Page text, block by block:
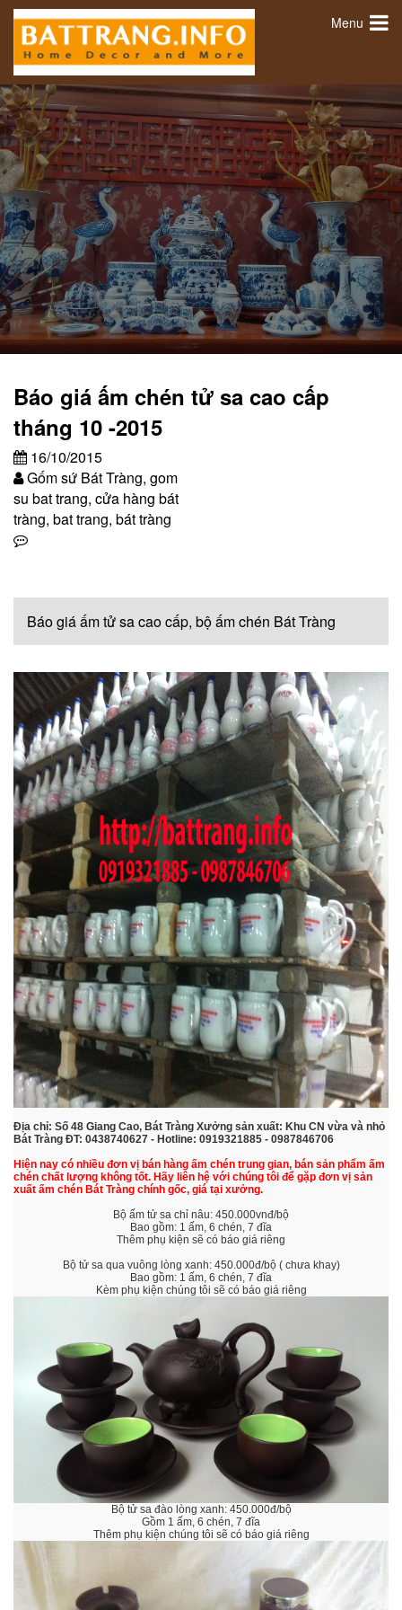
Menu
Báo giá ấm chén tử sa cao cấp
tháng 10 -2015
16/10/2015
Gốm sứ Bát Tràng, gom
su bat trang, cửa hàng bát
tràng, bat trang, bát tràng
Báo giá ấm tử sa cao cấp, bộ ấm chén Bát Tràng
Địa chỉ: Số 48 Giang Cao, Bát Tràng Xưởng sản xuất: Khu CN vừa và nhỏ
Bát Tràng ĐT: 0438740627 - Hotline: 0919321885 - 0987846706
Hiện nay có nhiều đơn vị bán hàng ấm chén trung gian, bán sản phẩm ấm
chén chất lượng không tốt. Hãy liên hệ với chúng tôi để gặp đơn vị sản
xuất ấm chén Bát Tràng chính gốc, giá tại xưởng.
Bộ ấm tử sa chỉ nâu: 450.000vnđ/bộ
Bao gồm: 1 ấm, 6 chén, 7 đĩa
Thêm phụ kiện sẽ có báo giá riêng
Bộ tử sa qua vuông lòng xanh: 450.000đ/bộ ( chưa khay)
Bao gồm: 1 ấm, 6 chén, 7 đĩa
Kèm phụ kiện chúng tôi sẽ có báo giá riêng
Bộ tử sa đào lòng xanh: 450.000đ/bộ
Gồm 1 ấm, 6 chén, 7 đĩa
Thêm phụ kiện chúng tôi sẽ có báo giá riêng